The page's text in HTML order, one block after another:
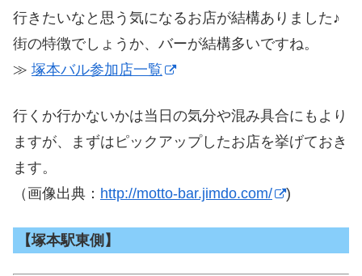
行きたいなと思う気になるお店が結構ありました♪
街の特徴でしょうか、バーが結構多いですね。
≫ 塚本バル参加店一覧
行くか行かないかは当日の気分や混み具合にもより
ますが、まずはピックアップしたお店を挙げておき
ます。
（画像出典： http://motto-bar.jimdo.com/ )
【塚本駅東側】